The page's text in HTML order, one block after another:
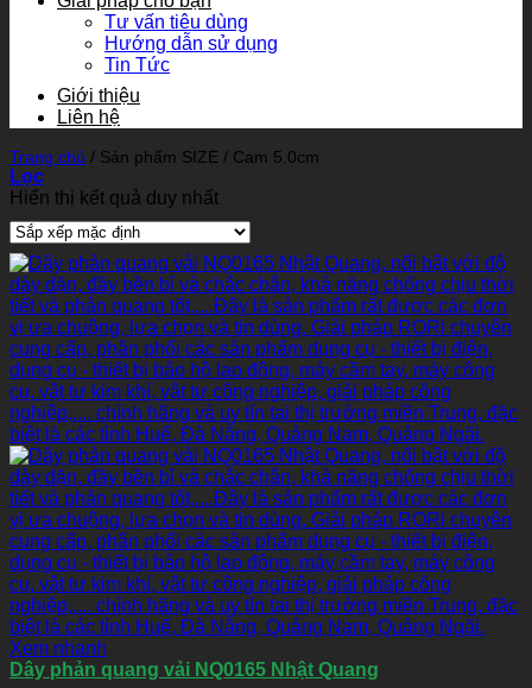
Tư vấn tiêu dùng
Hướng dẫn sử dụng
Tin Tức
Giới thiệu
Liên hệ
Trang chủ / Sản phẩm SIZE / Cam 5.0cm
Lọc
Hiển thị kết quả duy nhất
Xem nhanh
Dây phản quang vải NQ0165 Nhật Quang